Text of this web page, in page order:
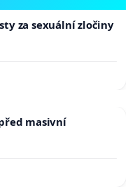
za sexuální zločiny
masivní